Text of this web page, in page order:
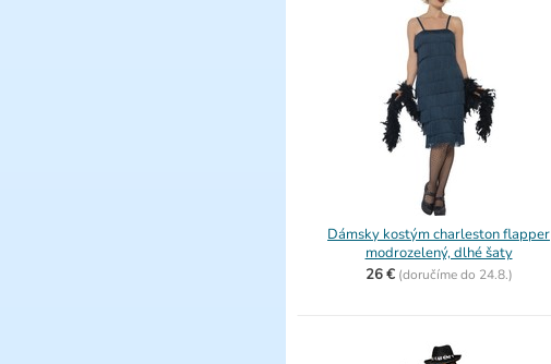
Dámsky kostým charleston flapper
modrozelený, dlhé šaty
26 € (doručíme do 24.8.)